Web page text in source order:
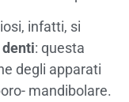
infatti, si
: questa
degli apparati
mandibolare.